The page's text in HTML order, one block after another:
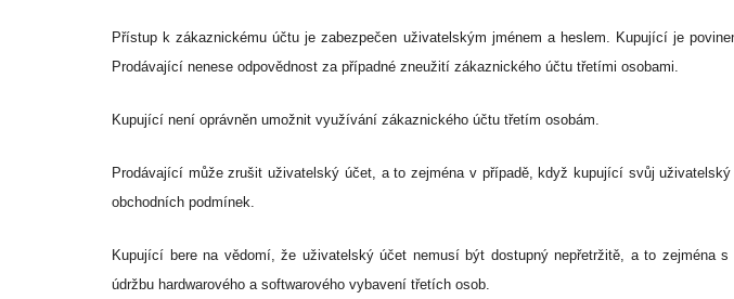
Přístup k zákaznickému účtu je zabezpečen uživatelským jménem a heslem. Kupující je
Prodávající nenese odpovědnost za případné zneužití zákaznického účtu třetími osobami.
Kupující není oprávněn umožnit využívání zákaznického účtu třetím osobám.
Prodávající může zrušit uživatelský účet, a to zejména v případě, když kupující svůj
obchodních podmínek.
Kupující bere na vědomí, že uživatelský účet nemusí být dostupný nepřetržitě, a to zejména
údržbu hardwarového a softwarového vybavení třetích osob.